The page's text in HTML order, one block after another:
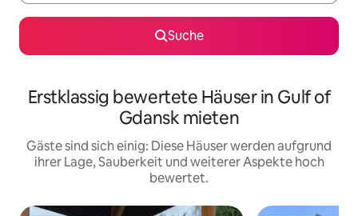
Suche
Erstklassig bewertete Häuser in Gulf of
Gdansk mieten
Gäste sind sich einig: Diese Häuser werden aufgrund
ihrer Lage, Sauberkeit und weiterer Aspekte hoch
bewertet.